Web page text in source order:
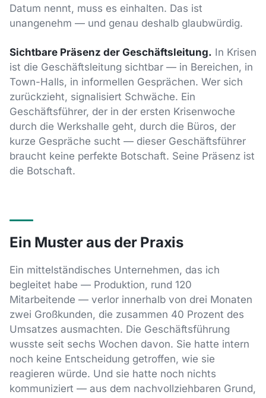
Datum nennt, muss es einhalten. Das ist
unangenehm — und genau deshalb glaubwürdig.
Sichtbare Präsenz der Geschäftsleitung. In Krisen
ist die Geschäftsleitung sichtbar — in Bereichen, in
Town-Halls, in informellen Gesprächen. Wer sich
zurückzieht, signalisiert Schwäche. Ein
Geschäftsführer, der in der ersten Krisenwoche
durch die Werkshalle geht, durch die Büros, der
kurze Gespräche sucht — dieser Geschäftsführer
braucht keine perfekte Botschaft. Seine Präsenz ist
die Botschaft.
Ein Muster aus der Praxis
Ein mittelständisches Unternehmen, das ich
begleitet habe — Produktion, rund 120
Mitarbeitende — verlor innerhalb von drei Monaten
zwei Großkunden, die zusammen 40 Prozent des
Umsatzes ausmachten. Die Geschäftsführung
wusste seit sechs Wochen davon. Sie hatte intern
noch keine Entscheidung getroffen, wie sie
reagieren würde. Und sie hatte noch nichts
kommuniziert — aus dem nachvollziehbaren Grund,